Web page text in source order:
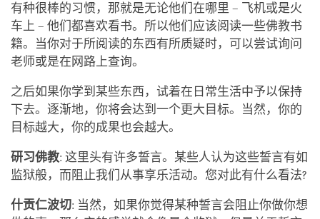
有种很棒的习惯，那就是无论他们在哪里 – 飞机或是火
车上 – 他们都喜欢看书。所以他们应该阅读一些佛教书
籍。当你对于所阅读的东西有所质疑时，可以尝试询问
老师或是在网路上查询。
之后如果你学到某些东西，试着在日常生活中予以保持
下去。逐渐地，你将会达到一个更大目标。当然，你的
目标越大，你的成果也会越大。
研习佛教: 这里头有许多誓言。某些人认为这些誓言有如
监狱般，而阻止我们从事享乐活动。您对此有什么看法?
什贡仁波切: 当然，如果你觉得某种誓言会阻止你做你想